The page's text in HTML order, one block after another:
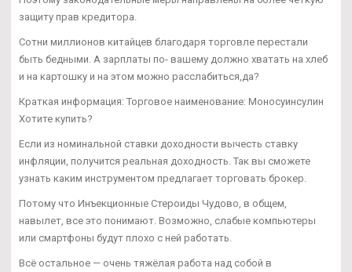
защиту прав кредитора.
Сотни миллионов китайцев благодаря торговле перестали
быть бедными. А зарплаты по- вашему должно хватать на хлеб
и на картошку и на этом можно расслабиться,да?
Краткая информация: Торговое наименование: Моносуинсулин
Хотите купить?
Если из номинальной ставки доходности вычесть ставку
инфляции, получится реальная доходность. Так вы сможете
узнать каким инструментом предлагает торговать брокер.
Потому что Инъекционные Стероиды Чудово, в общем,
навылет, все это понимают. Возможно, слабые компьютеры
или смартфоны будут плохо с ней работать.
Всё остальное — очень тяжёлая работа над собой в